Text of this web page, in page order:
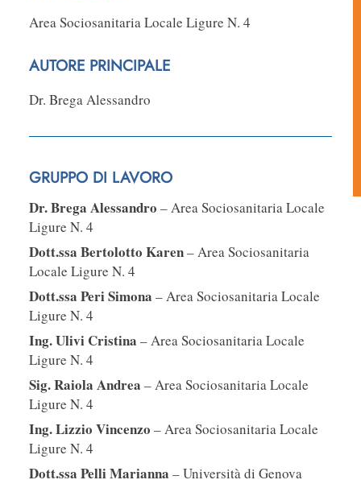
Area Sociosanitaria Locale Ligure N. 4
AUTORE PRINCIPALE
Dr. Brega Alessandro
GRUPPO DI LAVORO
Dr. Brega Alessandro – Area Sociosanitaria Locale
Ligure N. 4
Dott.ssa Bertolotto Karen– Area Sociosanitaria
Locale Ligure N. 4
Dott.ssa Peri Simona – Area Sociosanitaria Locale
Ligure N. 4
Ing. Ulivi Cristina – Area Sociosanitaria Locale
Ligure N. 4
Sig. Raiola Andrea – Area Sociosanitaria Locale
Ligure N. 4
Ing. Lizzio Vincenzo – Area Sociosanitaria Locale
Ligure N. 4
Dott.ssa Pelli Marianna – Università di Genova